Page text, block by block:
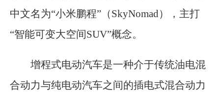
中文名为“小米鹏程”（SkyNomad），主打
“智能可变大空间SUV”概念。
增程式电动汽车是一种介于传统油电混
合动力与纯电动汽车之间的插电式混合动力